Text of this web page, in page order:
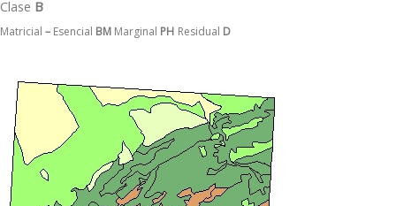
Clase B
Matricial – Esencial BM Marginal PH Residual D